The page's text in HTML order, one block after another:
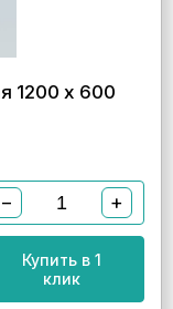
1200 х 600
− +
Купить в 1
клик